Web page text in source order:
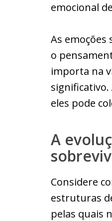
emocional
As
o
importa na
significativo.
eles pode
A
Considere
estruturas
pelas quais